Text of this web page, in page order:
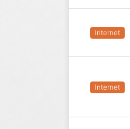
Internet
Internet